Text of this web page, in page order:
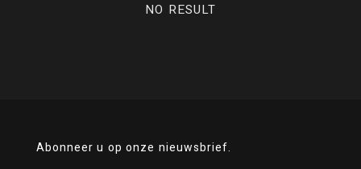
NO RESULT
Abonneer u op onze nieuwsbrief.